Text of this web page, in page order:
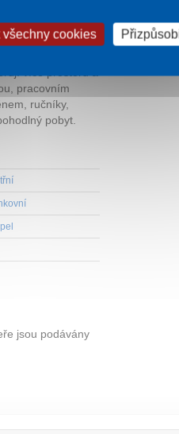
pro pohodlný
více prostoru a
pracovním
ručníky,
pobyt.
jsou podávány
všechny cookies